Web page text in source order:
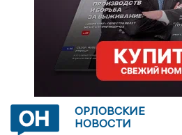
ОРЛОВСКИЕ
НОВОСТИ